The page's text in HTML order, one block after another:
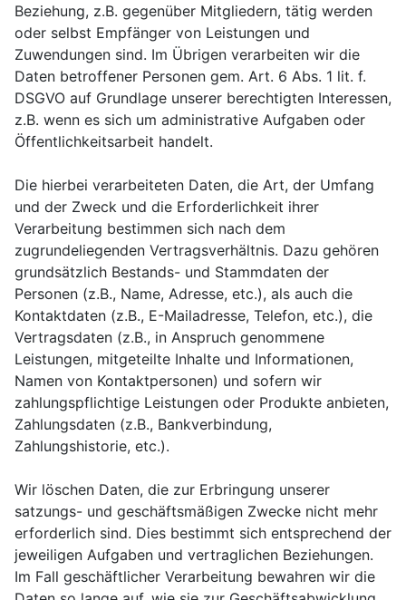
Beziehung, z.B. gegenüber Mitgliedern, tätig werden
oder selbst Empfänger von Leistungen und
Zuwendungen sind. Im Übrigen verarbeiten wir die
Daten betroffener Personen gem. Art. 6 Abs. 1 lit. f.
DSGVO auf Grundlage unserer berechtigten Interessen,
z.B. wenn es sich um administrative Aufgaben oder
Öffentlichkeitsarbeit handelt.
Die hierbei verarbeiteten Daten, die Art, der Umfang
und der Zweck und die Erforderlichkeit ihrer
Verarbeitung bestimmen sich nach dem
zugrundeliegenden Vertragsverhältnis. Dazu gehören
grundsätzlich Bestands- und Stammdaten der
Personen (z.B., Name, Adresse, etc.), als auch die
Kontaktdaten (z.B., E-Mailadresse, Telefon, etc.), die
Vertragsdaten (z.B., in Anspruch genommene
Leistungen, mitgeteilte Inhalte und Informationen,
Namen von Kontaktpersonen) und sofern wir
zahlungspflichtige Leistungen oder Produkte anbieten,
Zahlungsdaten (z.B., Bankverbindung,
Zahlungshistorie, etc.).
Wir löschen Daten, die zur Erbringung unserer
satzungs- und geschäftsmäßigen Zwecke nicht mehr
erforderlich sind. Dies bestimmt sich entsprechend der
jeweiligen Aufgaben und vertraglichen Beziehungen.
Im Fall geschäftlicher Verarbeitung bewahren wir die